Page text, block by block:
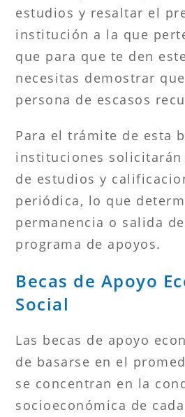
estudios y resaltar el
institución a la que
que para que te den
necesitas demostrar
persona de escasos
Para el trámite de esta
instituciones
de estudios y
periódica, lo que
permanencia o salida
programa de apoyos.
Becas de Apoyo
Social
Las becas de apoyo
de basarse en el
se concentran en la
socioeconómica de